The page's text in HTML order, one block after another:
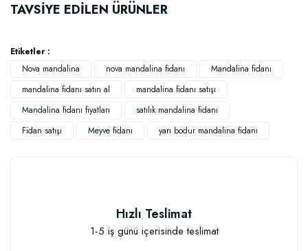
TAVSİYE EDİLEN ÜRÜNLER
Etiketler :
Nova mandalina
nova mandalina fidanı
Mandalina fidanı
mandalina fidanı satın al
mandalina fidanı satışı
Mandalina fidanı fiyatları
satılık mandalina fidanı
Fidan satışı
Meyve fidanı yarı bodur mandalina fidanı
Hızlı Teslimat
1-5 iş günü içerisinde teslimat